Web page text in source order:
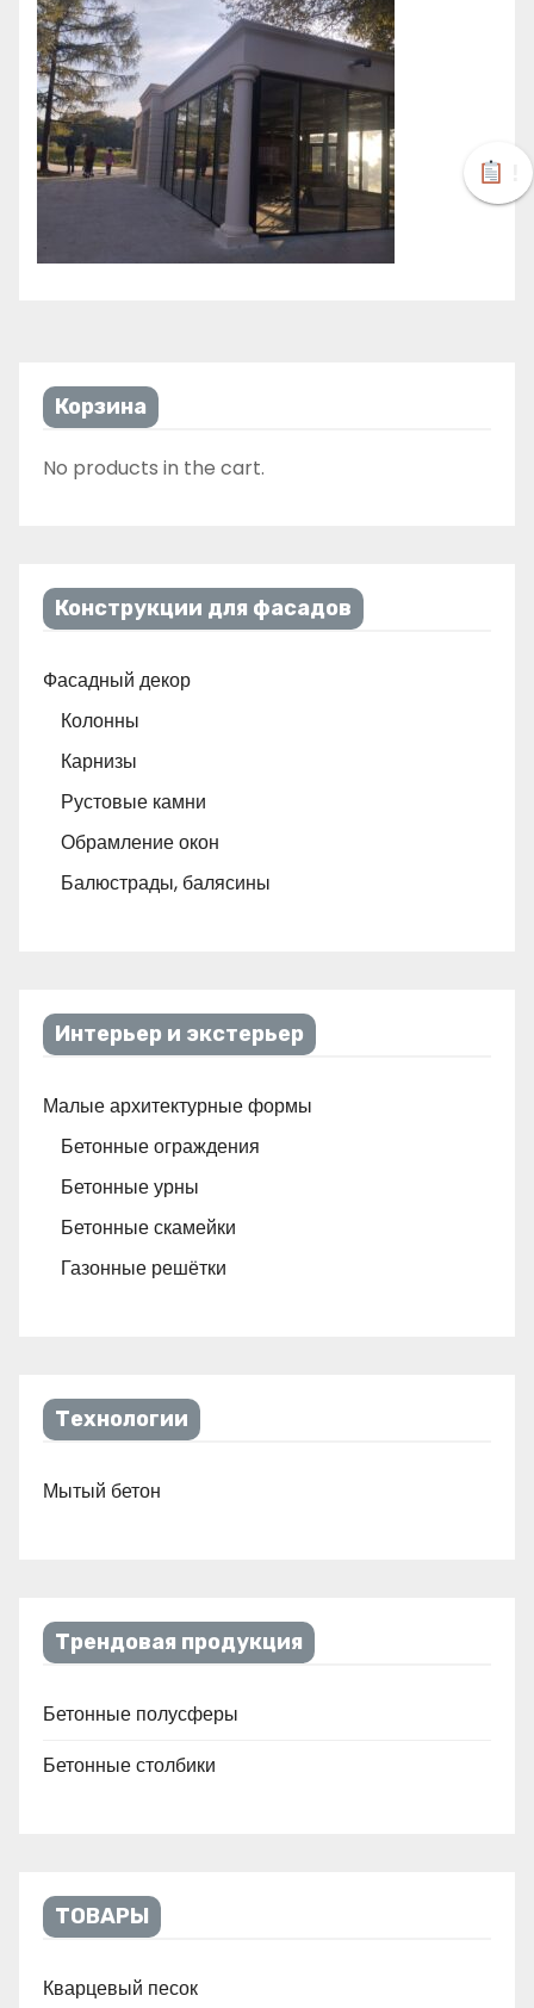
Корзина
No products in the cart.
Конструкции для фасадов
Фасадный декор
Колонны
Карнизы
Рустовые камни
Обрамление окон
Балюстрады, балясины
Интерьер и экстерьер
Малые архитектурные формы
Бетонные ограждения
Бетонные урны
Бетонные скамейки
Газонные решётки
Технологии
Мытый бетон
Трендовая продукция
Бетонные полусферы
Бетонные столбики
ТОВАРЫ
Кварцевый песок